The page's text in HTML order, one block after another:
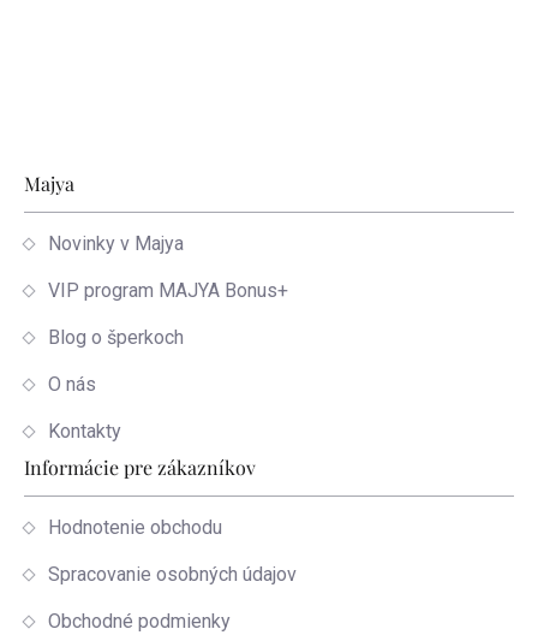
Zápätie
Majya
Novinky v Majya
VIP program MAJYA Bonus+
Blog o šperkoch
O nás
Kontakty
Informácie pre zákazníkov
Hodnotenie obchodu
Spracovanie osobných údajov
Obchodné podmienky